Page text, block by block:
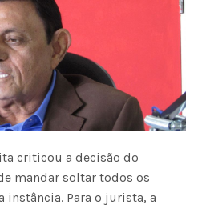
criticou a decisão do
mandar soltar todos os
instância. Para o jurista, a